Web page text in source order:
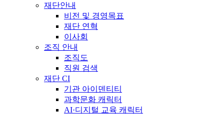
재단안내
비전 및 경영목표
재단 연혁
이사회
조직 안내
조직도
직원 검색
재단 CI
기관 아이덴티티
과학문화 캐릭터
AI·디지털 교육 캐릭터